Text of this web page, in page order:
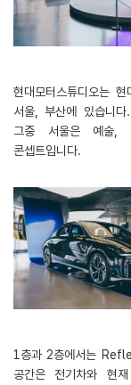
현대모터스튜디오는
서울, 부산에 있습니
그중 서울은 예술,
콘셉트입니다.
1층과 2층에서는
공간은 전기차와 현